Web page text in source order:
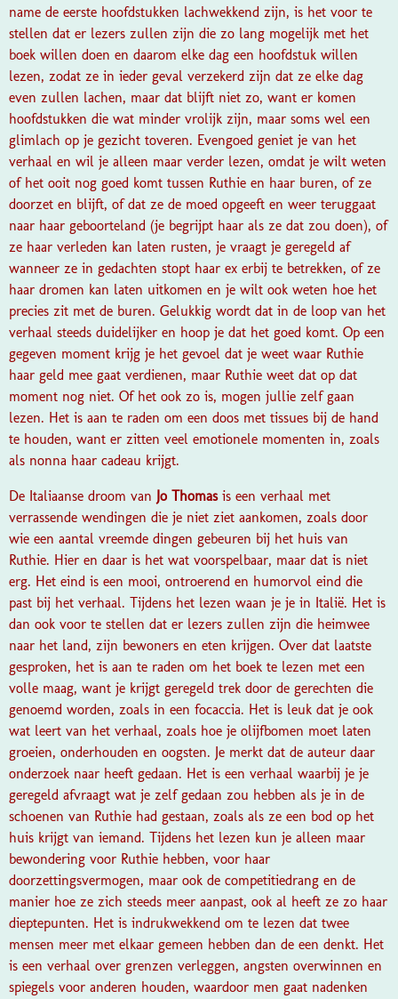
name de eerste hoofdstukken lachwekkend zijn, is het voor te
stellen dat er lezers zullen zijn die zo lang mogelijk met het
boek willen doen en daarom elke dag een hoofdstuk willen
lezen, zodat ze in ieder geval verzekerd zijn dat ze elke dag
even zullen lachen, maar dat blijft niet zo, want er komen
hoofdstukken die wat minder vrolijk zijn, maar soms wel een
glimlach op je gezicht toveren. Evengoed geniet je van het
verhaal en wil je alleen maar verder lezen, omdat je wilt weten
of het ooit nog goed komt tussen Ruthie en haar buren, of ze
doorzet en blijft, of dat ze de moed opgeeft en weer teruggaat
naar haar geboorteland (je begrijpt haar als ze dat zou doen), of
ze haar verleden kan laten rusten, je vraagt je geregeld af
wanneer ze in gedachten stopt haar ex erbij te betrekken, of ze
haar dromen kan laten uitkomen en je wilt ook weten hoe het
precies zit met de buren. Gelukkig wordt dat in de loop van het
verhaal steeds duidelijker en hoop je dat het goed komt. Op een
gegeven moment krijg je het gevoel dat je weet waar Ruthie
haar geld mee gaat verdienen, maar Ruthie weet dat op dat
moment nog niet. Of het ook zo is, mogen jullie zelf gaan
lezen. Het is aan te raden om een doos met tissues bij de hand
te houden, want er zitten veel emotionele momenten in, zoals
als nonna haar cadeau krijgt.
De Italiaanse droom van Jo Thomas is een verhaal met
verrassende wendingen die je niet ziet aankomen, zoals door
wie een aantal vreemde dingen gebeuren bij het huis van
Ruthie. Hier en daar is het wat voorspelbaar, maar dat is niet
erg. Het eind is een mooi, ontroerend en humorvol eind die
past bij het verhaal. Tijdens het lezen waan je je in Italië. Het is
dan ook voor te stellen dat er lezers zullen zijn die heimwee
naar het land, zijn bewoners en eten krijgen. Over dat laatste
gesproken, het is aan te raden om het boek te lezen met een
volle maag, want je krijgt geregeld trek door de gerechten die
genoemd worden, zoals in een focaccia. Het is leuk dat je ook
wat leert van het verhaal, zoals hoe je olijfbomen moet laten
groeien, onderhouden en oogsten. Je merkt dat de auteur daar
onderzoek naar heeft gedaan. Het is een verhaal waarbij je je
geregeld afvraagt wat je zelf gedaan zou hebben als je in de
schoenen van Ruthie had gestaan, zoals als ze een bod op het
huis krijgt van iemand. Tijdens het lezen kun je alleen maar
bewondering voor Ruthie hebben, voor haar
doorzettingsvermogen, maar ook de competitiedrang en de
manier hoe ze zich steeds meer aanpast, ook al heeft ze zo haar
dieptepunten. Het is indrukwekkend om te lezen dat twee
mensen meer met elkaar gemeen hebben dan de een denkt. Het
is een verhaal over grenzen verleggen, angsten overwinnen en
spiegels voor anderen houden, waardoor men gaat nadenken